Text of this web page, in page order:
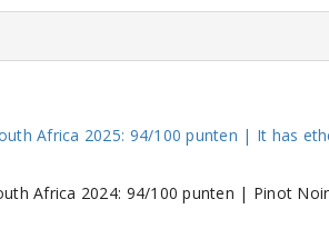
Africa 2025: 94/100 punten | It has
Africa 2024: 94/100 punten | Pinot